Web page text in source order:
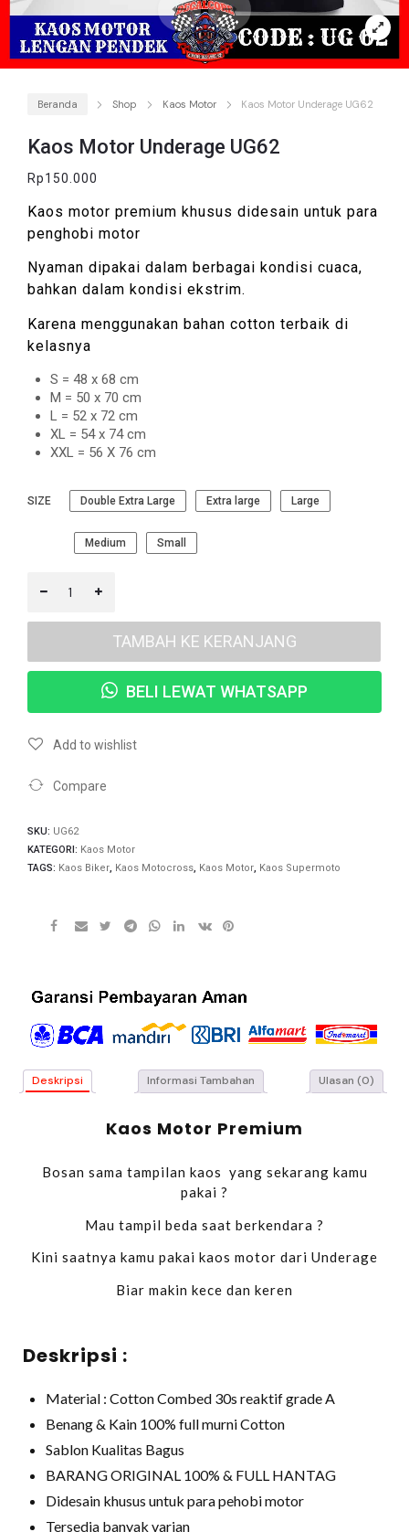
Beranda Shop Kaos Motor Kaos Motor Underage UG62
Kaos Motor Underage UG62
Rp150.000
Kaos motor premium khusus didesain untuk para
penghobi motor
Nyaman dipakai dalam berbagai kondisi cuaca,
bahkan dalam kondisi ekstrim.
Karena menggunakan bahan cotton terbaik di
kelasnya
S = 48 x 68 cm
M = 50 x 70 cm
L = 52 x 72 cm
XL = 54 x 74 cm
XXL = 56 X 76 cm
SIZE Double Extra Large Extra large Large
Medium Small
TAMBAH KE KERANJANG
BELI LEWAT WHATSAPP
Add to wishlist
Compare
SKU: UG62
KATEGORI: Kaos Motor
TAGS: Kaos Biker Kaos Motocross Kaos Motor Kaos Supermoto
Deskripsi Informasi Tambahan Ulasan (0)
Kaos Motor Premium
Bosan sama tampilan kaos yang sekarang kamu
pakai ?
Mau tampil beda saat berkendara ?
Kini saatnya kamu pakai kaos motor dari Underage
Biar makin kece dan keren
Deskripsi :
Material : Cotton Combed 30s reaktif grade A
Benang & Kain 100% full murni Cotton
Sablon Kualitas Bagus
BARANG ORIGINAL 100% & FULL HANTAG
Didesain khusus untuk para pehobi motor
Tersedia banyak varian